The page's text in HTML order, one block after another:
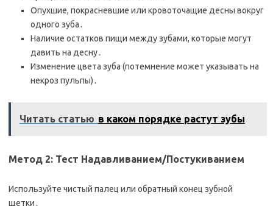
Опухшие, покрасневшие или кровоточащие десны вокруг
одного зуба․
Наличие остатков пищи между зубами, которые могут
давить на десну․
Изменение цвета зуба (потемнение может указывать на
некроз пульпы)․
Читать статью в каком порядке растут зубы
Метод 2: Тест Надавливанием/Постукиванием
Используйте чистый палец или обратный конец зубной
щетки․